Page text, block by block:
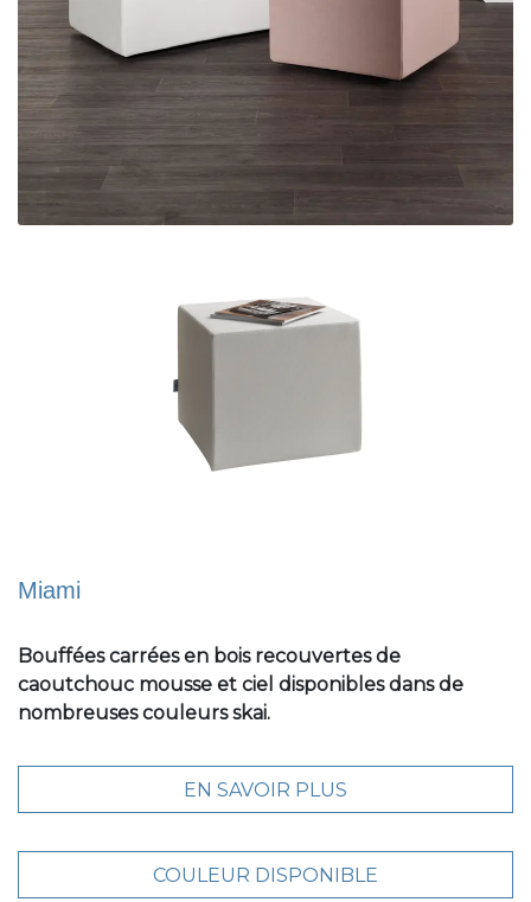
Miami
Bouffées carrées en bois recouvertes de
caoutchouc mousse et ciel disponibles dans de
nombreuses couleurs skai.
EN SAVOIR PLUS
COULEUR DISPONIBLE